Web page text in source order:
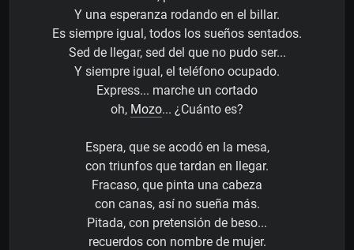
Y una esperanza rodando en el billar.
Es siempre igual, todos los sueños sentados.
Sed de llegar, sed del que no pudo ser...
Y siempre igual, el teléfono ocupado.
Express... marche un cortado
oh, Mozo... ¿Cuánto es?
Espera, que se acodó en la mesa,
con triunfos que tardan en llegar.
Fracaso, que pinta una cabeza
con canas, así no sueña más.
Pitada, con pretensión de beso...
recuerdos con nombre de mujer.